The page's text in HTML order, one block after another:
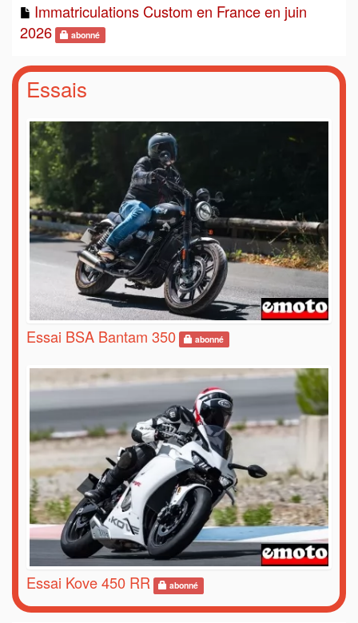
Immatriculations Custom en France en juin
2026
abonné
Essais
Essai BSA Bantam 350 abonné
Essai Kove 450 RR abonné